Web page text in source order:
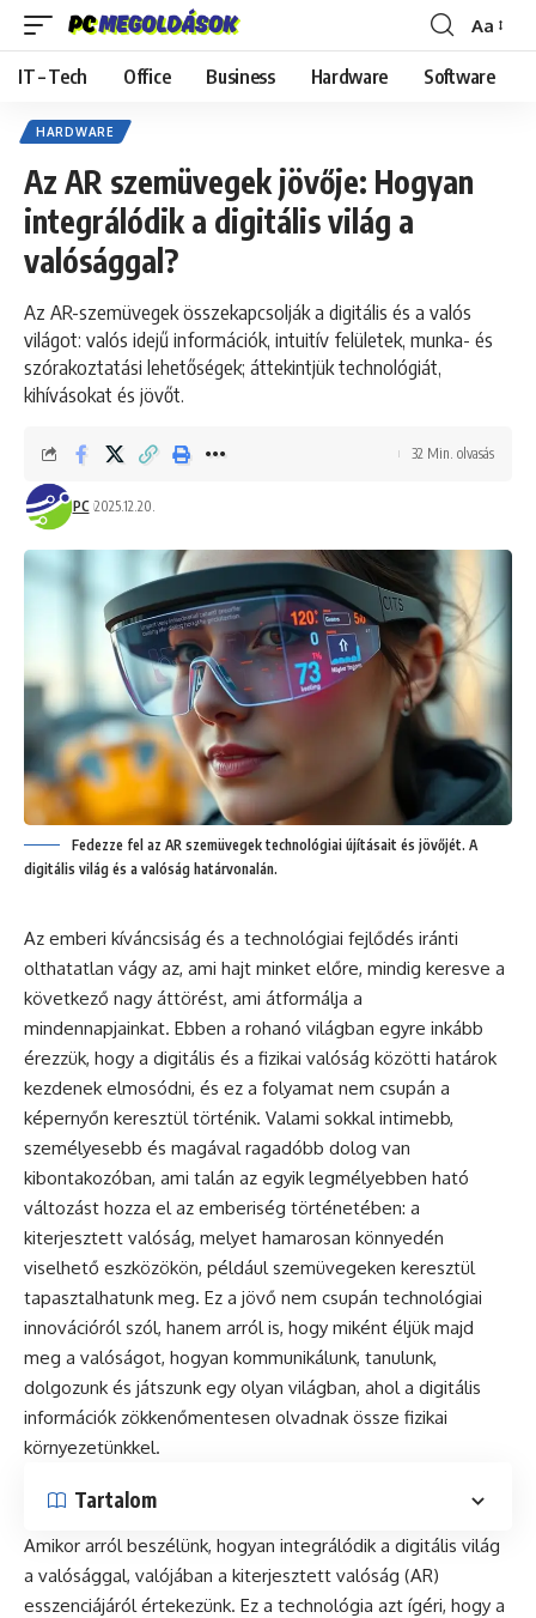
Font
Resizer
Aa
IT – Tech Office Business Hardware Software
HARDWARE
Az AR szemüvegek jövője: Hogyan
integrálódik a digitális világ a
valósággal?
Az AR-szemüvegek összekapcsolják a digitális és a valós
világot: valós idejű információk, intuitív felületek, munka- és
szórakoztatási lehetőségek; áttekintjük technológiát,
kihívásokat és jövőt.
PC 2025.12.20.
32 Min. olvasás
Fedezze fel az AR szemüvegek technológiai újításait és jövőjét. A
digitális világ és a valóság határvonalán.
Az emberi kíváncsiság és a technológiai fejlődés iránti
olthatatlan vágy az, ami hajt minket előre, mindig keresve a
következő nagy áttörést, ami átformálja a
mindennapjainkat. Ebben a rohanó világban egyre inkább
érezzük, hogy a digitális és a fizikai valóság közötti határok
kezdenek elmosódni, és ez a folyamat nem csupán a
képernyőn keresztül történik. Valami sokkal intimebb,
személyesebb és magával ragadóbb dolog van
kibontakozóban, ami talán az egyik legmélyebben ható
változást hozza el az emberiség történetében: a
kiterjesztett valóság, melyet hamarosan könnyedén
viselhető eszközökön, például szemüvegeken keresztül
tapasztalhatunk meg. Ez a jövő nem csupán technológiai
innovációról szól, hanem arról is, hogy miként éljük majd
meg a valóságot, hogyan kommunikálunk, tanulunk,
dolgozunk és játszunk egy olyan világban, ahol a digitális
információk zökkenőmentesen olvadnak össze fizikai
környezetünkkel.
Tartalom
Amikor arról beszélünk, hogyan integrálódik a digitális világ
a valósággal, valójában a kiterjesztett valóság (AR)
esszenciájáról értekezünk. Ez a technológia azt ígéri, hogy a